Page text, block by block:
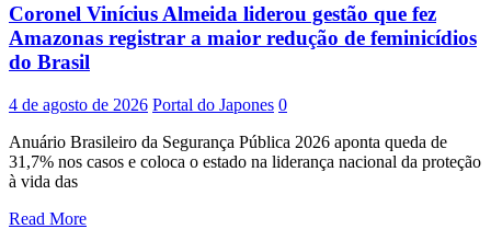
Coronel Vinícius Almeida liderou gestão que fez
Amazonas registrar a maior redução de feminicídios
do Brasil
4 de agosto de 2026 Portal do Japones 0
Anuário Brasileiro da Segurança Pública 2026 aponta queda de
31,7% nos casos e coloca o estado na liderança nacional da proteção
à vida das
Read More